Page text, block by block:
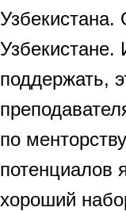
Узбекистана.
поддержать,
по
потенциалов
хороший